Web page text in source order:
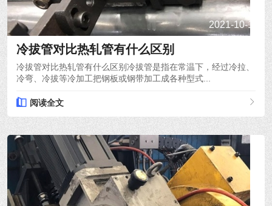
2021-10-15
冷拔管对比热轧管有什么区别
冷拔管对比热轧管有什么区别冷拔管是指在常温下，经过冷拉、
冷弯、冷拔等冷加工把钢板或钢带加工成各种型式...
阅读全文